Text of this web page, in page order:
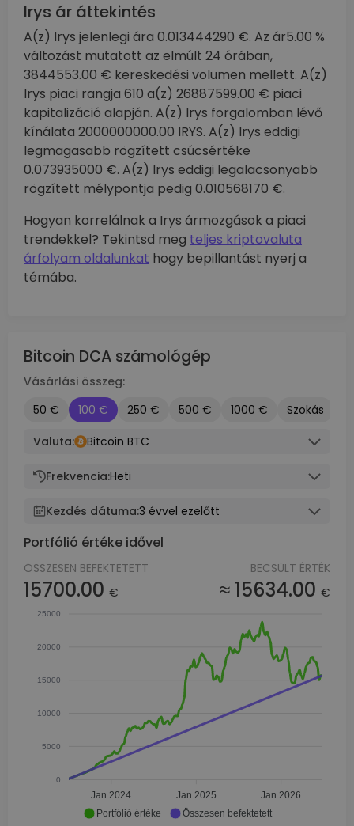
Irys ár áttekintés
A(z) Irys jelenlegi ára 0.013444290 €. Az ár5.00 %
változást mutatott az elmúlt 24 órában,
3844553.00 € kereskedési volumen mellett. A(z)
Irys piaci rangja 610 a(z) 26887599.00 € piaci
kapitalizáció alapján. A(z) Irys forgalomban lévő
kínálata 2000000000.00 IRYS. A(z) Irys eddigi
legmagasabb rögzített csúcsértéke
0.073935000 €. A(z) Irys eddigi legalacsonyabb
rögzített mélypontja pedig 0.010568170 €.
Hogyan korrelálnak a Irys ármozgások a piaci
trendekkel? Tekintsd meg teljes kriptovaluta
árfolyam oldalunkat hogy bepillantást nyerj a
témába.
Bitcoin DCA számológép
Vásárlási összeg:
50 €
100 € 250 € 500 € 1000 €
Szokás
Valuta:
Bitcoin BTC
Frekvencia:Heti
Kezdés dátuma:3 évvel ezelőtt
Portfólió értéke idővel
ÖSSZESEN BEFEKTETETT
15700.00 €
BECSÜLT ÉRTÉK
≈ 15634.00 €
25000
20000
15000
10000
5000
0
Jan 2024 Jan 2025 Jan 2026
Portfólió értéke Összesen befektetett